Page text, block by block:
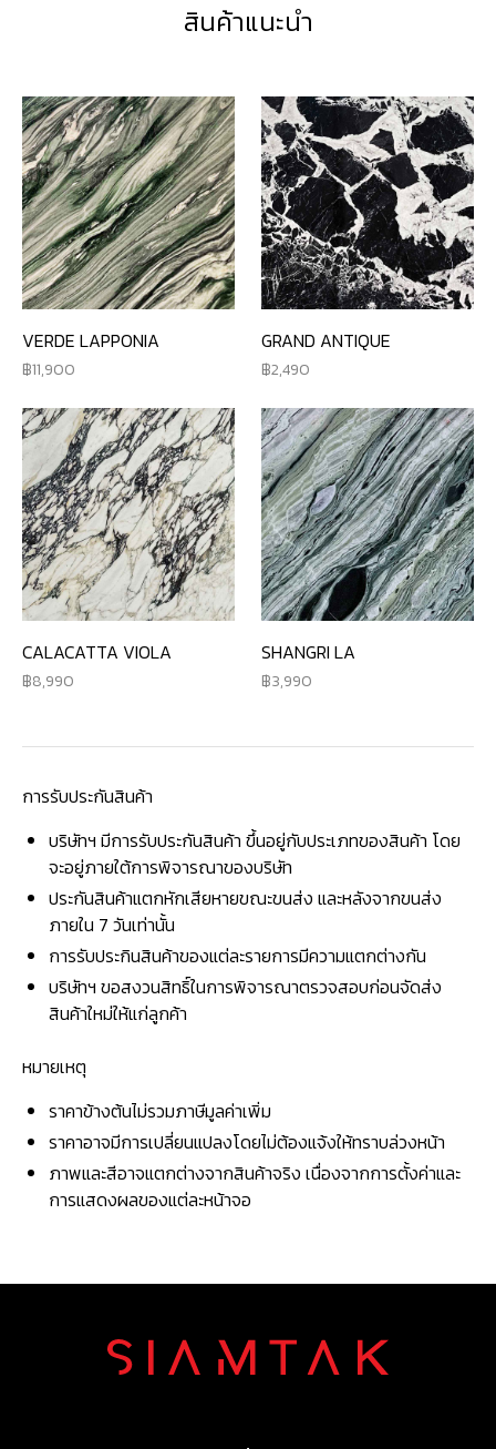
สินค้าแนะนำ
VERDE LAPPONIA
11,900
GRAND ANTIQUE
2,490
CALACATTA VIOLA
8,990
SHANGRI LA
3,990
การรับประกันสินค้า
บริษัทฯ มีการรับประกันสินค้า ขึ้นอยู่กับประเภทของสินค้า โดย
จะอยู่ภายใต้การพิจารณาของบริษัท
ประกันสินค้าแตกหักเสียหายขณะขนส่ง และหลังจากขนส่ง
ภายใน 7 วันเท่านั้น
การรับประกินสินค้าของแต่ละรายการมีความแตกต่างกัน
บริษัทฯ ขอสงวนสิทธิ์ในการพิจารณาตรวจสอบก่อนจัดส่ง
สินค้าใหม่ให้แก่ลูกค้า
หมายเหตุ
ราคาข้างต้นไม่รวมภาษีมูลค่าเพิ่ม
ราคาอาจมีการเปลี่ยนแปลงโดยไม่ต้องแจ้งให้ทราบล่วงหน้า
ภาพและสีอาจแตกต่างจากสินค้าจริง เนื่องจากการตั้งค่าและ
การแสดงผลของแต่ละหน้าจอ